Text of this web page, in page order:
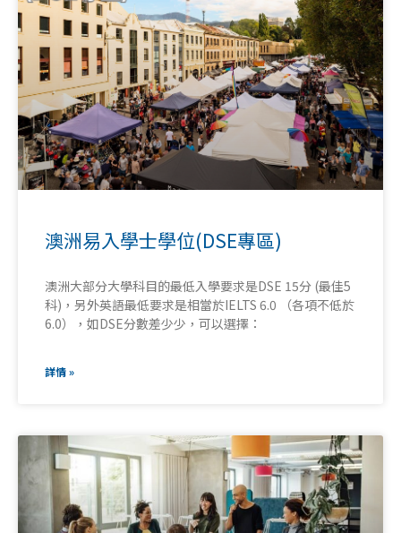
澳洲易入學士學位(DSE專區)
澳洲大部分大學科目的最低入學要求是DSE 15分 (最佳5
科)，另外英語最低要求是相當於IELTS 6.0 （各項不低於
6.0），如DSE分數差少少，可以選擇：
詳情 »